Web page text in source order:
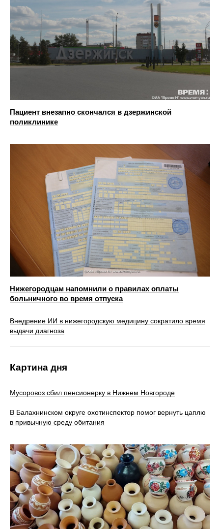
Пациент внезапно скончался в дзержинской
поликлинике
Нижегородцам напомнили о правилах оплаты
больничного во время отпуска
Внедрение ИИ в нижегородскую медицину сократило время
выдачи диагноза
Картина дня
Мусоровоз сбил пенсионерку в Нижнем Новгороде
В Балахнинском округе охотинспектор помог вернуть цаплю
в привычную среду обитания